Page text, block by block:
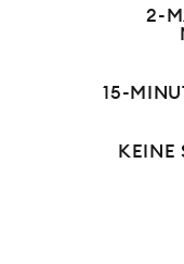
2-
15-
KEINE